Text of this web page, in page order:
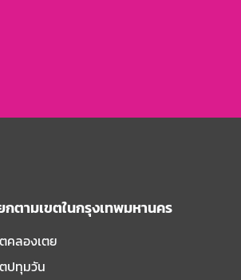
กตามเขตในกรุงเทพมหานคร
คลองเตย
ปทุมวัน